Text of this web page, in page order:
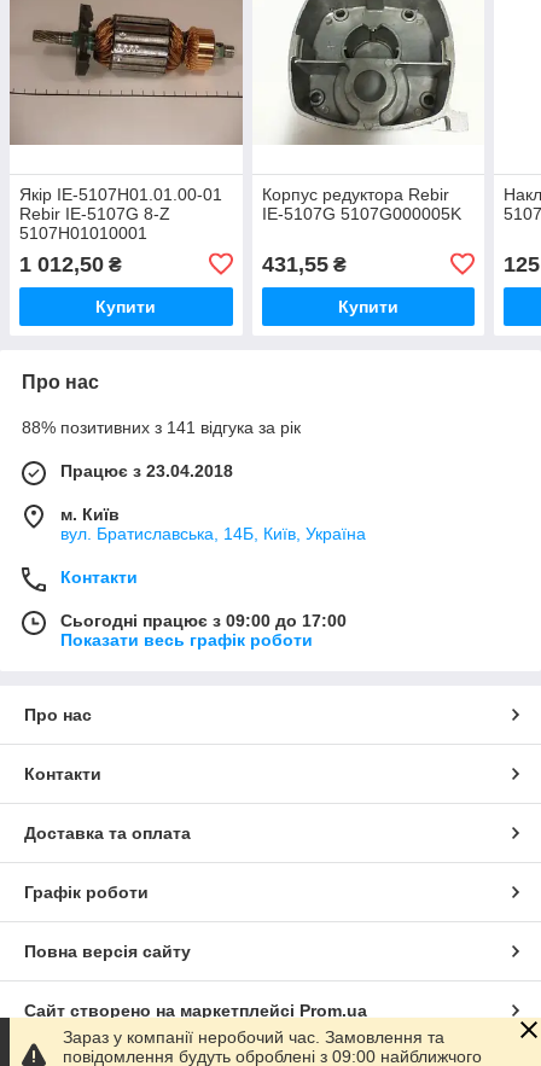
Якір IE-5107Н01.01.00-01
Rebir IE-5107G 8-Z
5107Н01010001
1 012,50 ₴
Купити
Корпус редуктора Rebir
IE-5107G 5107G000005K
431,55₴
Купити
Про нас
88% позитивних з 141 відгука за рік
Працює з 23.04.2018
м. Київ
вул. Братиславська, 14Б, Київ, Україна
Контакти
Сьогодні працює з 09:00 до 17:00
Показати весь графік роботи
Про нас
Контакти
Доставка та оплата
Графік роботи
Повна версія сайту
Сайт створено на маркетплейсі Prom.ua
Зараз у компанії неробочий час. Замовлення та
повідомлення будуть оброблені з 09:00 найближчого